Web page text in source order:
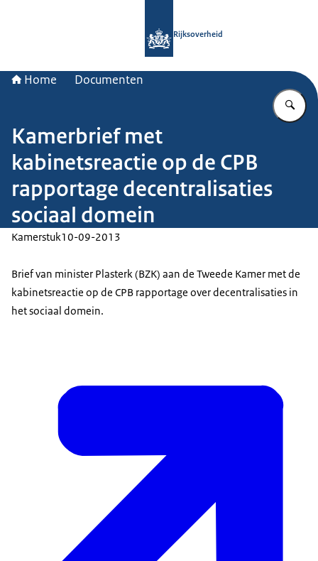
Rijksoverheid
Home Documenten
Kamerbrief met
kabinetsreactie op de CPB
rapportage decentralisaties
sociaal domein
Kamerstuk10-09-2013
Brief van minister Plasterk (BZK) aan de Tweede Kamer met de
kabinetsreactie op de CPB rapportage over decentralisaties in
het sociaal domein.